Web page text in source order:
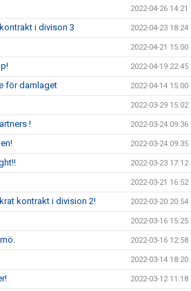
2022-04-26 14:21
i divison 3 2022-04-23 18:24
2022-04-21 15:00
2022-04-19 22:45
för damlaget 2022-04-14 15:00
2022-03-29 15:02
! 2022-03-24 09:36
2022-03-24 09:35
2022-03-23 17:12
2022-03-21 16:52
kontrakt i division 2! 2022-03-20 20:54
2022-03-16 15:25
2022-03-16 12:58
2022-03-14 18:20
2022-03-12 11:18